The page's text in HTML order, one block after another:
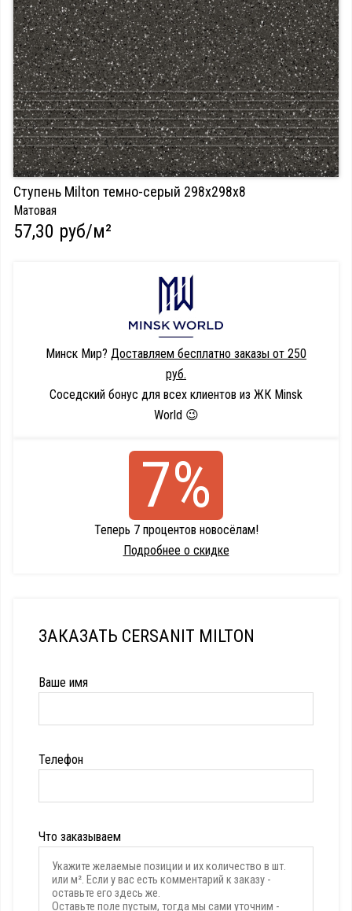
Ступень Milton темно-серый 298х298х8
Матовая
57,30 руб/м²
Минск Мир? Доставляем бесплатно заказы от 250
руб.
Соседский бонус для всех клиентов из ЖК Minsk
World 😉
7%
Теперь 7 процентов новосёлам!
Подробнее о скидке
ЗАКАЗАТЬ CERSANIT MILTON
Ваше имя
Телефон
Что заказываем